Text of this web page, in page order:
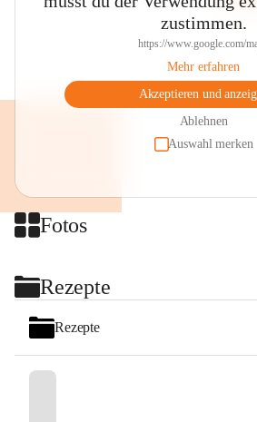
zustimmen.
https://www.google.com/
Mehr erfahren
Akzeptieren und
Ablehnen
Auswahl merken
Fotos
Rezepte
Rezepte